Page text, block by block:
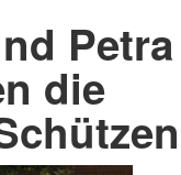
Petra
die